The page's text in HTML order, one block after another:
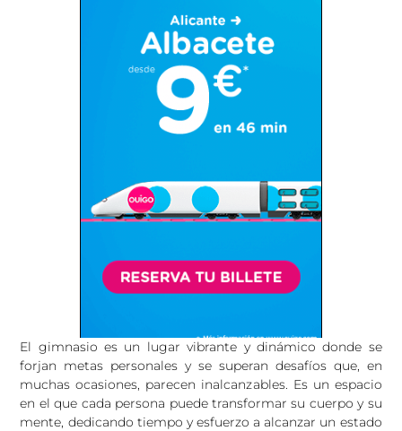
El gimnasio es un lugar vibrante y dinámico donde se
forjan metas personales y se superan desafíos que, en
muchas ocasiones, parecen inalcanzables. Es un espacio
en el que cada persona puede transformar su cuerpo y su
mente, dedicando tiempo y esfuerzo a alcanzar un estado